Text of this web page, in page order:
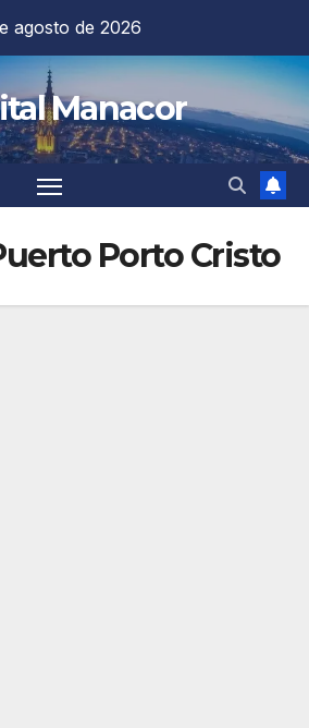
agosto de 2026
Manacor
Porto Cristo